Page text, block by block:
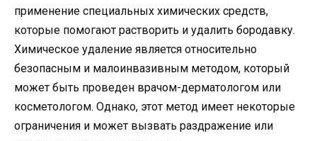
применение специальных химических средств,
которые помогают растворить и удалить бородавку.
Химическое удаление является относительно
безопасным и малоинвазивным методом, который
может быть проведен врачом-дерматологом или
косметологом. Однако, этот метод имеет некоторые
ограничения и может вызвать раздражение или